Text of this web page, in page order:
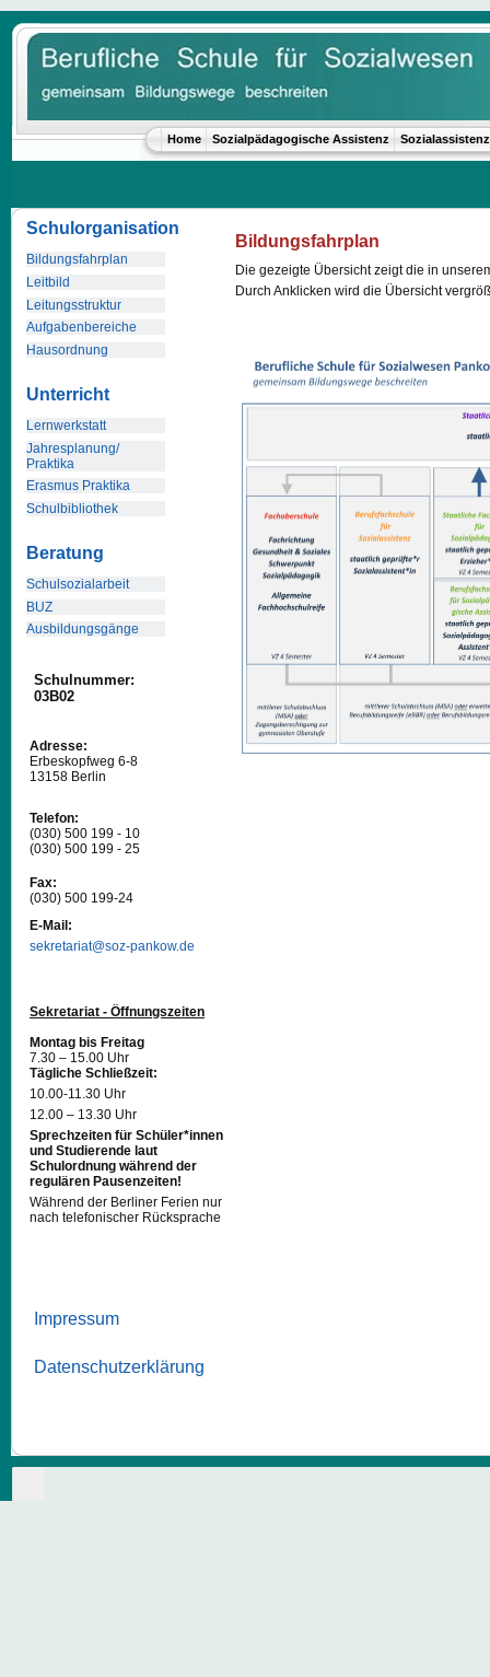
Home Sozialpädagogische Assistenz Sozialassistenz
Schulorganisation
Bildungsfahrplan
Leitbild
Leitungsstruktur
Aufgabenbereiche
Hausordnung
Unterricht
Lernwerkstatt
Jahresplanung/
Praktika
Erasmus Praktika
Schulbibliothek
Beratung
Schulsozialarbeit
BUZ
Ausbildungsgänge
Schulnummer:
03B02
Adresse:
Erbeskopfweg 6-8
13158 Berlin
Telefon:
(030) 500 199 - 10
(030) 500 199 - 25
Fax:
(030) 500 199-24
E-Mail:
sekretariat@soz-pankow.de
Sekretariat - Öffnungszeiten
Montag bis Freitag
7.30 – 15.00 Uhr
Tägliche Schließzeit:
10.00-11.30 Uhr
12.00 – 13.30 Uhr
Sprechzeiten für Schüler*innen
und Studierende laut
Schulordnung während der
regulären Pausenzeiten!
Während der Berliner Ferien nur
nach telefonischer Rücksprache
Impressum
Datenschutzerklärung
Bildungsfahrplan
Die gezeigte Übersicht zeigt die in
Durch Anklicken wird die Übersicht